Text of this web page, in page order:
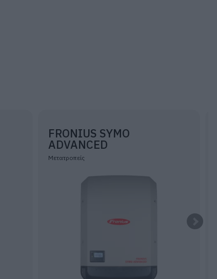
FRONIUS SYMO
ADVANCED
Μετατροπείς